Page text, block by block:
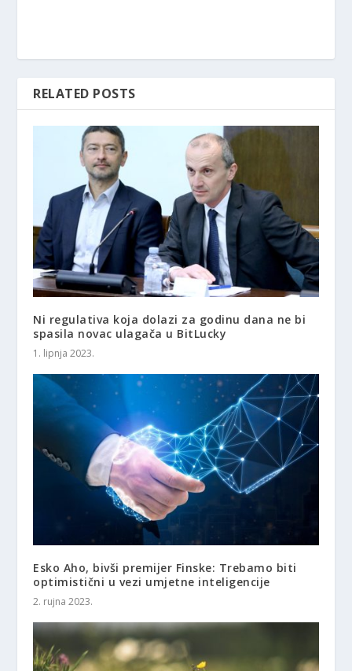
RELATED POSTS
Ni regulativa koja dolazi za godinu dana ne bi
spasila novac ulagača u BitLucky
1. lipnja 2023.
Esko Aho, bivši premijer Finske: Trebamo biti
optimistični u vezi umjetne inteligencije
2. rujna 2023.